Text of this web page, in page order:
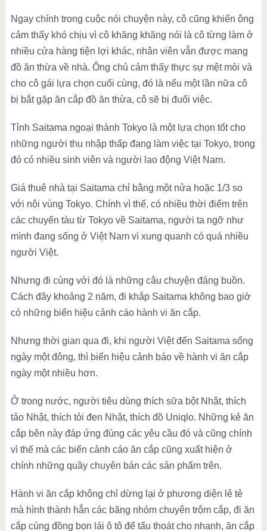
Ngay chính trong cuộc nói chuyện này, cô cũng khiến ông
cảm thấy khó chịu vì cô khăng khăng nói là cô từng làm ở
nhiều cửa hàng tiện lợi khác, nhân viên vẫn được mang
đồ ăn thừa về nhà. Ông chủ cảm thấy thực sự mệt mỏi và
cho cô gái lựa chọn cuối cùng, đó là nếu một lần nữa cô
bị bắt gặp ăn cắp đồ ăn thừa, cô sẽ bị đuổi việc.
Tỉnh Saitama ngoại thành Tokyo là một lựa chọn tốt cho
những người thu nhập thấp đang làm việc tại Tokyo, trong
đó có nhiều sinh viên và người lao động Việt Nam.
Giá thuê nhà tại Saitama chỉ bằng một nửa hoặc 1/3 so
với nội vùng Tokyo. Chính vì thế, có nhiều thời điểm trên
các chuyến tàu từ Tokyo về Saitama, người ta ngỡ như
mình đang sống ở Việt Nam vì xung quanh có quá nhiều
người Việt.
Nhưng đi cùng với đó là những câu chuyện đáng buồn.
Cách đây khoảng 2 năm, đi khắp Saitama không bao giờ
có những biển hiệu cảnh cáo hành vi ăn cắp.
Nhưng thời gian qua đi, khi người Việt đến Saitama sống
ngày một đông, thì biển hiệu cảnh báo về hành vi ăn cắp
ngày một nhiều hơn.
Ở trong nước, người tiêu dùng thích sữa bột Nhật, thích
tảo Nhật, thích tỏi đen Nhật, thích đồ Uniqlo. Những kẻ ăn
cắp bên này đáp ứng đúng các yêu cầu đó và cũng chính
vì thế mà các biển cảnh cáo ăn cắp cũng xuất hiện ở
chính những quầy chuyên bán các sản phẩm trên.
Hành vi ăn cắp không chỉ dừng lại ở phương diện lẻ tẻ
mà hình thành hẳn các băng nhóm chuyên trộm cắp, đi ăn
cắp cùng đồng bọn lái ô tô để tẩu thoát cho nhanh, ăn cắp